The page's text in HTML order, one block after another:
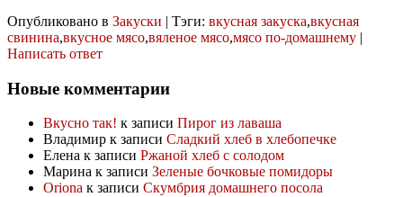
Опубликовано в Закуски | Тэги: вкусная закуска,вкусная
свинина,вкусное мясо,вяленое мясо,мясо по-домашнему |
Написать ответ
Новые комментарии
Вкусно так! к записи Пирог из лаваша
Владимир к записи Сладкий хлеб в хлебопечке
Елена к записи Ржаной хлеб с солодом
Марина к записи Зеленые бочковые помидоры
Oriona к записи Скумбрия домашнего посола